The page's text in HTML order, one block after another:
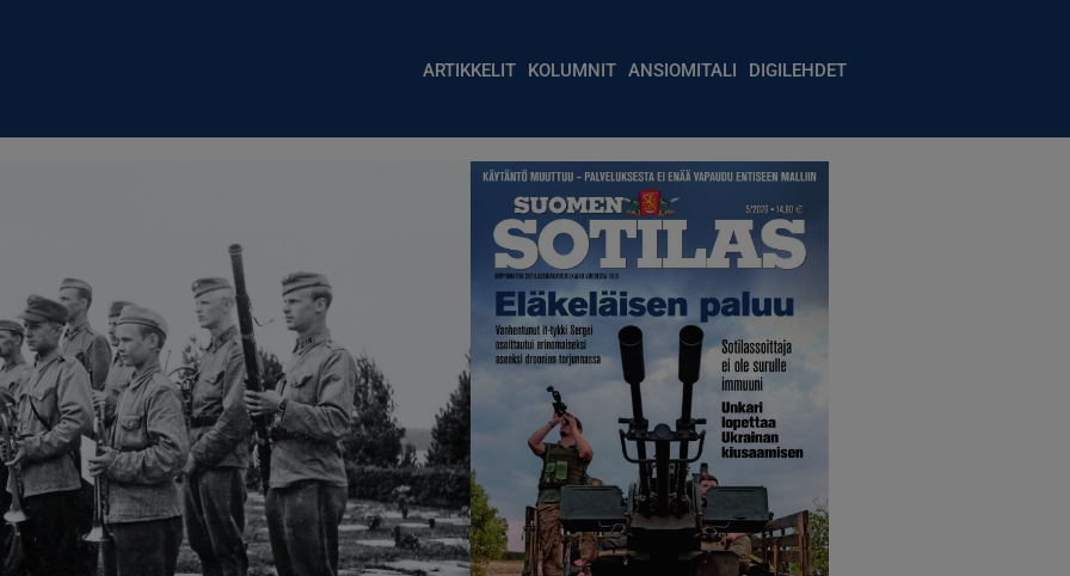
Main navigation
ARTIKKELIT KOLUMNIT ANSIOMITALI DIGILEHDET